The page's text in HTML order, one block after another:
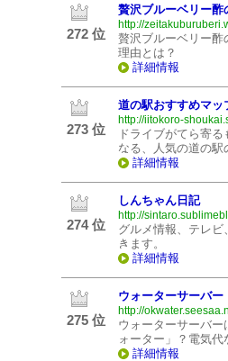
272 位
贅沢ブルーベリー酢
http://
贅沢ブルーベリー酢
理由とは？
詳細情報
273 位
道の駅おすすめマッ
http://iitokoro-
ドライブがてら寄
なる、人気の道の駅
詳細情報
274 位
しんちゃん日記
http://
グルメ情報、テレ
きます。
詳細情報
275 位
ウォーターサーバー
http://
ウォーターサーバ
ォーター」？電気
詳細情報